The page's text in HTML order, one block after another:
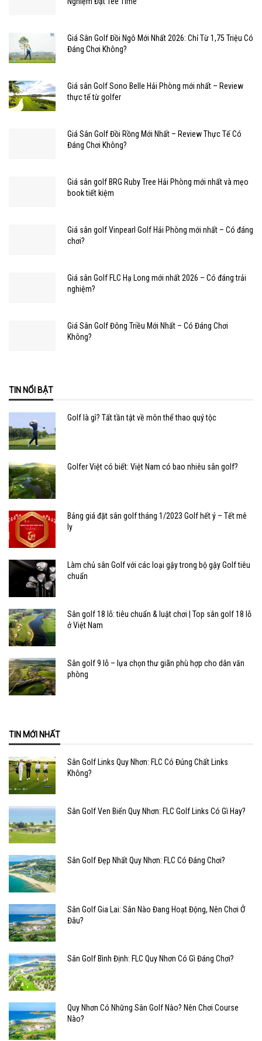
Giá Sân Golf Đồi Ngô Mới Nhất 2026: Chỉ Từ 1,75 Triệu Có
Đáng Chơi Không?
Giá sân Golf Sono Belle Hải Phòng mới nhất – Review
thực tế từ golfer
Giá Sân Golf Đồi Rồng Mới Nhất – Review Thực Tế Có
Đáng Chơi Không?
Giá sân golf BRG Ruby Tree Hải Phòng mới nhất và mẹo
book tiết kiệm
Giá sân golf Vinpearl Golf Hải Phòng mới nhất – Có đáng
chơi?
Giá sân Golf FLC Hạ Long mới nhất 2026 – Có đáng trải
nghiệm?
Giá Sân Golf Đông Triều Mới Nhất – Có Đáng Chơi
Không?
TIN NỔI BẬT
Golf là gì? Tất tần tật về môn thể thao quý tộc
Golfer Việt có biết: Việt Nam có bao nhiêu sân golf?
Bảng giá đặt sân golf tháng 1/2023 Golf hết ý – Tết mê
ly
Làm chủ sân Golf với các loại gậy trong bộ gậy Golf tiêu
chuẩn
Sân golf 18 lỗ: tiêu chuẩn & luật chơi | Top sân golf 18 lỗ
ở Việt Nam
Sân golf 9 lỗ – lựa chọn thư giãn phù hợp cho dân văn
phòng
TIN MỚI NHẤT
Sân Golf Links Quy Nhơn: FLC Có Đúng Chất Links
Không?
Sân Golf Ven Biển Quy Nhơn: FLC Golf Links Có Gì Hay?
Sân Golf Đẹp Nhất Quy Nhơn: FLC Có Đáng Chơi?
Sân Golf Gia Lai: Sân Nào Đang Hoạt Động, Nên Chơi Ở
Đâu?
Sân Golf Bình Định: FLC Quy Nhơn Có Gì Đáng Chơi?
Quy Nhơn Có Những Sân Golf Nào? Nên Chơi Course
Nào?